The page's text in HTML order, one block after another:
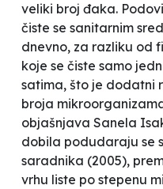
veliki broj đaka.
čiste se sanitarnim
dnevno, za razliku od
koje se čiste samo
satima, što je dodatni
broja
objašnjava Sanela
dobila podudaraju se
saradnika (2005),
vrhu liste po stepenu